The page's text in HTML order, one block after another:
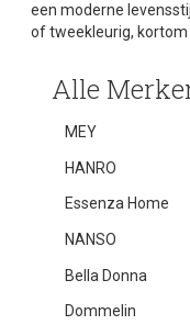
een moderne
of tweekleurig,
Alle
MEY
HANRO
Essenza Home
NANSO
Bella Donna
Dommelin